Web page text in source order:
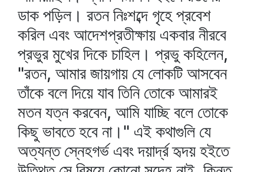
ডাক পড়িল। রতন নিঃশব্দে গৃহে প্রবেশ
করিল এবং আদেশপ্রতীক্ষায় একবার নীরবে
প্রভুর মুখের দিকে চাহিল। প্রভু কহিলেন,
"রতন, আমার জায়গায় যে লোকটি আসবেন
তাঁকে বলে দিয়ে যাব তিনি তোকে আমারই
মতন যত্ন করবেন, আমি যাচ্ছি বলে তোকে
কিছু ভাবতে হবে না।" এই কথাগুলি যে
অত্যন্ত স্নেহগর্ভ এবং দয়ার্দ্র হৃদয় হইতে